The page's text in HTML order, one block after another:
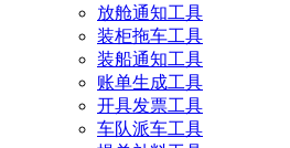
放舱通知工具
装柜拖车工具
装船通知工具
账单生成工具
开具发票工具
车队派车工具